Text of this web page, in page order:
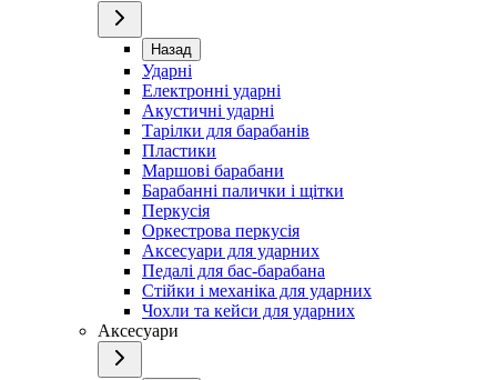
Назад
Ударні
Електронні ударні
Акустичні ударні
Тарілки для барабанів
Пластики
Маршові барабани
Барабанні палички і щітки
Перкусія
Оркестрова перкусія
Аксесуари для ударних
Педалі для бас-барабана
Стійки і механіка для ударних
Чохли та кейси для ударних
Аксесуари